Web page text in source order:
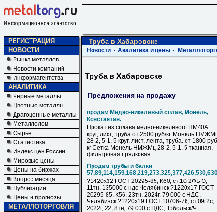
РЕГИСТРАЦИЯ
НОВОСТИ
Рынка металлов
Новости компаний
Информагентства
АНАЛИТИКА
Черные металлы
Цветные металлы
Драгоценные металлы
Металлолом
Сырье
Статистика
Индекс цен России
Мировые цены
Цены на биржах
Вопрос месяца
Публикации
Цены и прогнозы
МЕТАЛЛОТОРГОВЛЯ
Труба в Хабаровске
Новости Аналитика и цены
Труба в Хабаровске
Предложения на продажу
продам Медно-никелевый сплав, Монель,
Константан.
Прокат из сплава медно-никелевого НМ40А:
круг, лист, труба от 2500 руб/кг. Монель
28-2, 5-1, 5 круг, лист, лента, труба. от 1800
кг Сетка Монель НМЖМц 28-2, 5-1, 5 тканная,
фильтровая прядковая...
Продам трубы и балки
?1420х32 ГОСТ 20295-85, К60, ст.10г2ФБЮ,
11тн, 135000 с ндс Челябинск ?1220х17 ГОСТ
20295-85, К56, 23тн, 2024г, 79 000 с НДC,
Челябинск ?1220х19 ГОСТ 10706-76, ст.09г2с,
2022г, 22, 8тн, 79 000 с НДC, Тобольск/Ч...